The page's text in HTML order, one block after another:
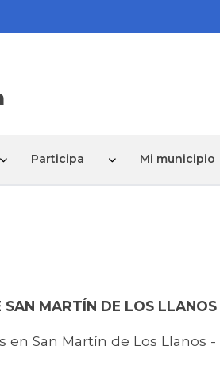
Participa Mi municipio
SAN MARTÍN DE LOS LLANOS
San Martín de Los Llanos